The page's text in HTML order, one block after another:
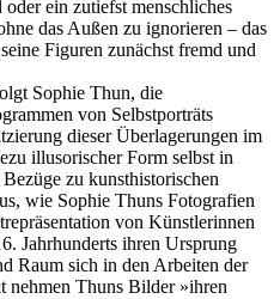
ein zutiefst menschliches
das Außen zu ignorieren – das
Figuren zunächst fremd und
Sophie Thun, die
von Selbstporträts
dieser Überlagerungen im
illusorischer Form selbst in
zu kunsthistorischen
wie Sophie Thuns Fotografien
von Künstlerinnen
Jahrhunderts ihren Ursprung
Raum sich in den Arbeiten der
nehmen Thuns Bilder »ihren